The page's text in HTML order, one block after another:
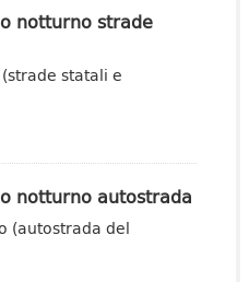
notturno strade
statali e
notturno autostrada
(autostrada del